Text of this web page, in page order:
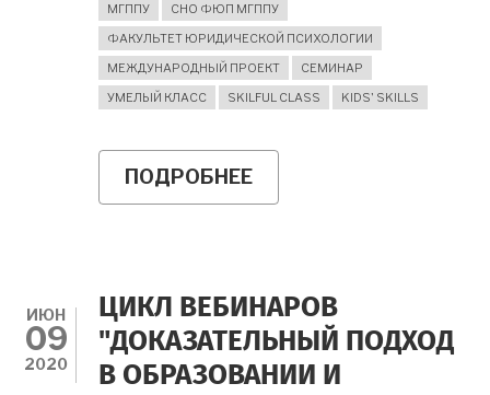
МГППУ
СНО ФЮП МГППУ
ФАКУЛЬТЕТ ЮРИДИЧЕСКОЙ ПСИХОЛОГИИ
МЕЖДУНАРОДНЫЙ ПРОЕКТ
СЕМИНАР
УМЕЛЫЙ КЛАСС
SKILFUL CLASS KIDS' SKILLS
ПОДРОБНЕЕ
ПРИГЛАШАЕМ
"УМЕЛЫЙ
КЛАСС"!
ИЮН
09
2020
ЦИКЛ ВЕБИНАРОВ
"ДОКАЗАТЕЛЬНЫЙ ПОДХОД
В ОБРАЗОВАНИИ И